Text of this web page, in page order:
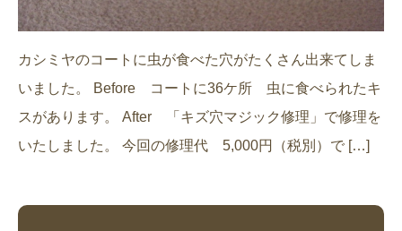
カシミヤのコートに虫が食べた穴がたくさん出来てしま
いました。 Before コートに36ケ所 虫に食べられたキ
スがあります。 After 「キズ穴マジック修理」で修理を
いたしました。 今回の修理代 5,000円（税別）で […]